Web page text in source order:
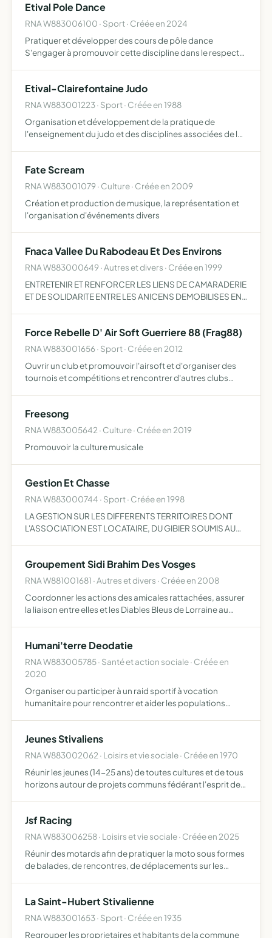
Etival Pole Dance
RNA W883006100 · Sport · Créée en 2024
Pratiquer et développer des cours de pôle dance
S'engager à promouvoir cette discipline dans le respect
Etival-Clairefontaine Judo
RNA W883001223 · Sport · Créée en 1988
Organisation et développement de la pratique de
l'enseignement du judo et des disciplines associées de la
Fate Scream
RNA W883001079 · Culture · Créée en 2009
Création et production de musique, la représentation et
l'organisation d'événements divers
Fnaca Vallee Du Rabodeau Et Des Environs
RNA W883000649 · Autres et divers · Créée en 1999
ENTRETENIR ET RENFORCER LES LIENS DE CAMARADERIE
ET DE SOLIDARITE ENTRE LES ANICENS DEMOBILISES EN
Force Rebelle D' Air Soft Guerriere 88 (Frag88)
RNA W883001656 · Sport · Créée en 2012
Ouvrir un club et promouvoir l'airsoft et d'organiser des
tournois et compétitions et rencontrer d'autres clubs
Freesong
RNA W883005642 · Culture · Créée en 2019
Promouvoir la culture musicale
Gestion Et Chasse
RNA W883000744 · Sport · Créée en 1998
LA GESTION SUR LES DIFFERENTS TERRITOIRES DONT
L'ASSOCIATION EST LOCATAIRE, DU GIBIER SOUMIS AU
Groupement Sidi Brahim Des Vosges
RNA W881001681 · Autres et divers · Créée en 2008
Coordonner les actions des amicales rattachées, assurer
la liaison entre elles et les Diables Bleus de Lorraine au
Humani'terre Deodatie
RNA W883005785 · Santé et action sociale · Créée en
2020
Organiser ou participer à un raid sportif à vocation
humanitaire pour rencontrer et aider les populations
réalisation ou le d…
Jeunes Stivaliens
RNA W883002062 · Loisirs et vie sociale · Créée en 1970
Réunir les jeunes (14-25 ans) de toutes cultures et de tous
horizons autour de projets communs fédérant l'esprit de
Jsf Racing
RNA W883006258 · Loisirs et vie sociale · Créée en 2025
Réunir des motards afin de pratiquer la moto sous formes
de balades, de rencontres, de déplacements sur les
moto…
La Saint-Hubert Stivalienne
RNA W883001653 · Sport · Créée en 1935
Regrouper les proprietaires et habitants de la commune